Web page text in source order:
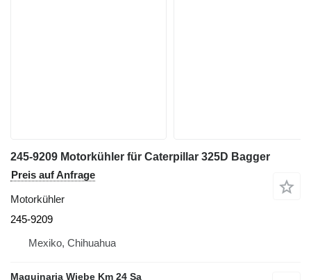
245-9209 Motorkühler für Caterpillar 325D Bagger
Preis auf Anfrage
Motorkühler
245-9209
Mexiko, Chihuahua
Maquinaria Wiebe Km 24 Sa